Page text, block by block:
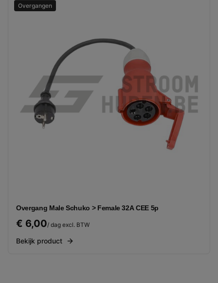
Overgangen
Overgang Male Schuko > Female 32A CEE 5p
€ 6,00/ dag excl. BTW
Bekijk product